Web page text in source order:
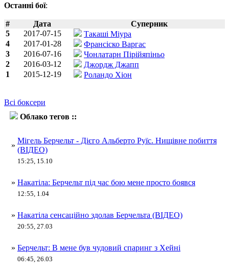
Останні бої:
# Дата
Суперник
5
2017-07-15
Такаші Міура
4
2017-01-28
Франсіско Варгас
3
2016-07-16
Чонлатарн Пірійяпіньо
2
2016-03-12
Джордж Джапп
1
2015-12-19 Роландо Хіон
Всі боксери
Облако тегов ::
»
Мігель Берчельт - Дієго Альберто Руїс. Нищівне побиття
(ВІДЕО)
15:25, 15.10
» Накатіла: Берчельт під час бою мене просто боявся
12:55, 1.04
» Накатіла сенсаційно здолав Берчельта (ВІДЕО)
20:55, 27.03
» Берчельт: В мене був чудовий спаринг з Хейні
06:45, 26.03